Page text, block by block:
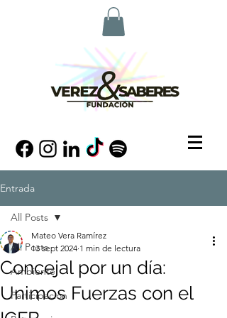
Entrada
All Posts
Ambiente
Participación
All Posts
Concejal por un día:
Unimos Fuerzas con el
Mateo Vera Ramírez
13 sept 2024 1 min de lectura